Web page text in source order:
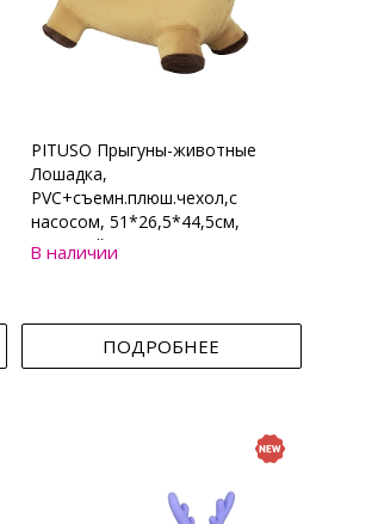
PITUSO Прыгуны-животные
Лошадка,
PVC+съемн.плюш.чехол,с
насосом, 51*26,5*44,5см,
Бежевый
В наличии
ПОДРОБНЕЕ